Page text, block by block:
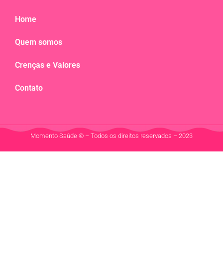
Home
Quem somos
Crenças e Valores
Contato
Momento Saúde © – Todos os direitos reservados – 2023